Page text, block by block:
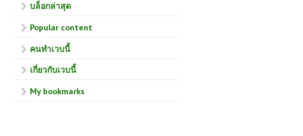
บล็อกล่าสุด
Popular content
คนทำเวบนี้
เกี่ยวกับเวบนี้
My bookmarks